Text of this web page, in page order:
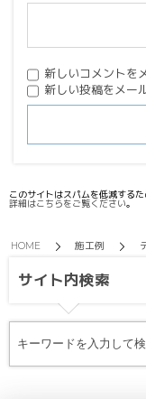
新しいコメントを
新しい投稿をメー
このサイトはスパムを低減する
詳細はこちらをご覧ください。
HOME 施工例
サイト内検索